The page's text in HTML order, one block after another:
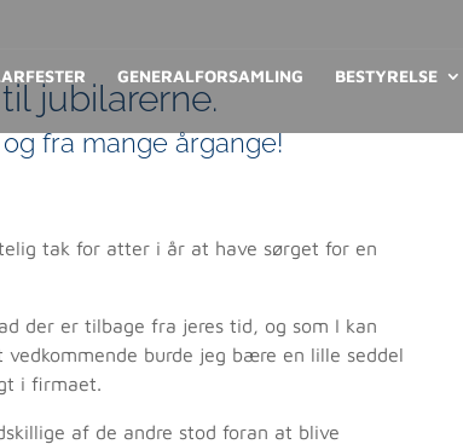
GENERALFORSAMLING BESTYRELSE
jubilarerne.
fra mange årgange!
tak for atter i år at have sørget for en
der er tilbage fra jeres tid, og som I kan
burde jeg bære en lille seddel
i firmaet.
af de andre stod foran at blive